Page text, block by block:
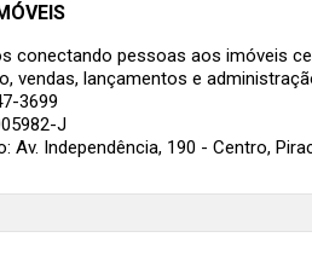
conectando pessoas aos imóveis
vendas, lançamentos e
3699
J
Av. Independência, 190 - Centro,